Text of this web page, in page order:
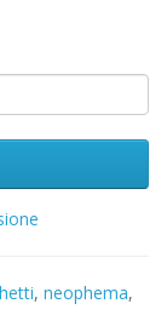
, neophema,